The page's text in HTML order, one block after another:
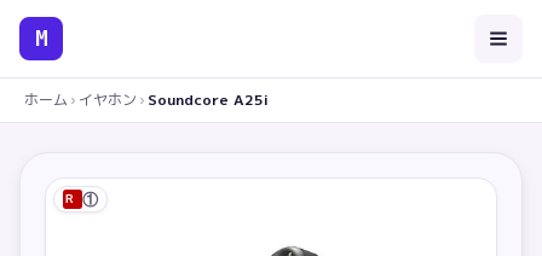
M
ホーム › イヤホン › Soundcore A25i
R ①